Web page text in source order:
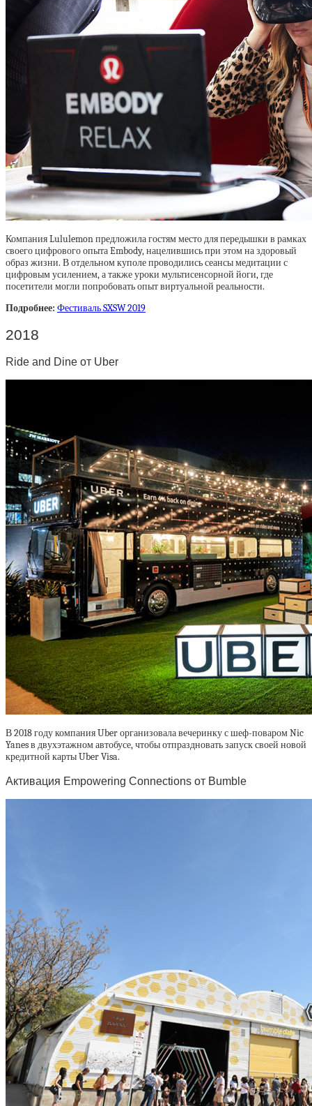
Компания Lululemon предложила гостям место для передышки в рамках
своего цифрового опыта Embody, нацелившись при этом на здоровый
образ жизни. В отдельном куполе проводились сеансы медитации с
цифровым усилением, а также уроки мультисенсорной йоги, где
посетители могли попробовать опыт виртуальной реальности.
Подробнее: Фестиваль SXSW 2019
2018
Ride and Dine от Uber
В 2018 году компания Uber организовала вечеринку с шеф-поваром Nic
Yanes в двухэтажном автобусе, чтобы отпраздновать запуск своей новой
кредитной карты Uber Visa.
Активация Empowering Connections от Bumble